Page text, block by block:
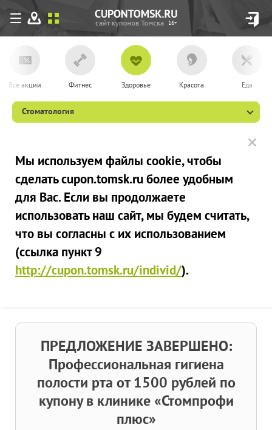
16+
Все акции Фитнес Здоровье Красота Еда
Стоматология
Мы используем файлы сookie, чтобы
сделать cupon.tomsk.ru более удобным
для Вас. Если вы продолжаете
использовать наш сайт, мы будем считать,
что вы согласны с их использованием
(ссылка пункт 9
http://cupon.tomsk.ru/individ/).
ПРЕДЛОЖЕНИЕ ЗАВЕРШЕНО:
Профессиональная гигиена
полости рта от 1500 рублей по
купону в клинике «Стомпрофи
плюс»